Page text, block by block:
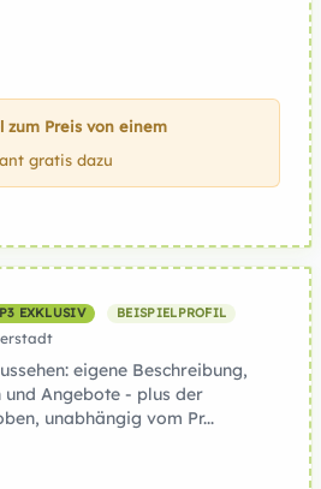
zum Preis von einem
gratis dazu
EXKLUSIV BEISPIELPROFIL
eigene Beschreibung,
und Angebote - plus der
unabhängig vom Pr...